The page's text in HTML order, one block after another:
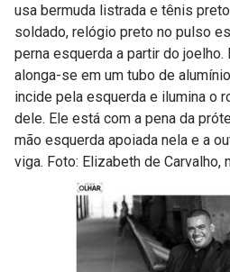
usa bermuda listrada e tênis
soldado, relógio preto no pulso
perna esquerda a partir do joelho.
alonga-se em um tubo de
incide pela esquerda e ilumina o
dele. Ele está com a pena da
mão esquerda apoiada nela e a
viga. Foto: Elizabeth de Carvalho,